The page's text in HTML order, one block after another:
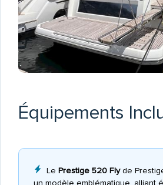
Équipements
Le Prestige 520 Flyde
un modèle emblématique, alliant